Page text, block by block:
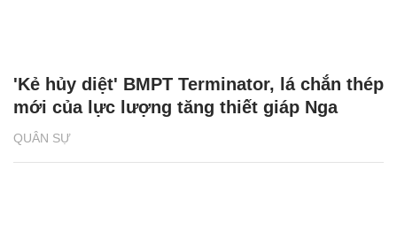
QUÂN SỰ
'Kẻ hủy diệt' BMPT Terminator, lá chắn thép
mới của lực lượng tăng thiết giáp Nga